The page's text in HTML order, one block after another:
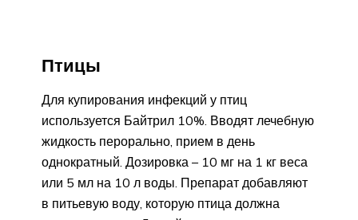
Птицы
Для купирования инфекций у птиц
используется Байтрил 10%. Вводят лечебную
жидкость перорально, прием в день
однократный. Дозировка – 10 мг на 1 кг веса
или 5 мл на 10 л воды. Препарат добавляют
в питьевую воду, которую птица должна